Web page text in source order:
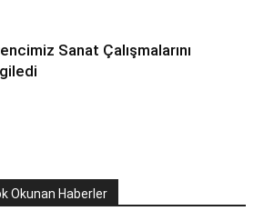
Sanat Çalışmalarını
Okunan Haberler